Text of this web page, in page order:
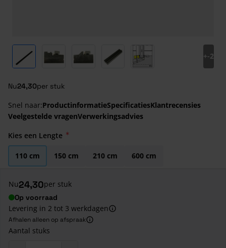
View larger image
View larger imageView larger imageView larger imageView larger image
+-2
Nu24,30per stuk
Snel naar:ProductinformatieSpecificatiesKlantrecensies
Veelgestelde vragenVerwerkingsadvies
Kies een Lengte
110 cm 150 cm 210 cm 600 cm
Nu24,30per stuk
Op voorraad
Levering in 2 tot 3 werkdagen
Afhalen alleen op afspraak
Aantal stuks